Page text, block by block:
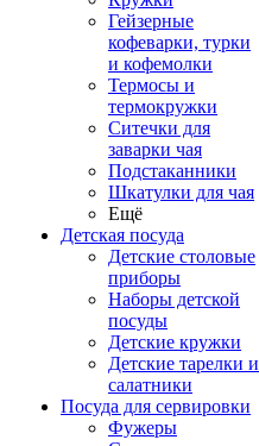
Гейзерные
кофеварки, турки
и кофемолки
Термосы и
термокружки
Ситечки для
заварки чая
Подстаканники
Шкатулки для чая
Ещё
Детская посуда
Детские столовые
приборы
Наборы детской
посуды
Детские кружки
Детские тарелки и
салатники
Посуда для сервировки
Фужеры